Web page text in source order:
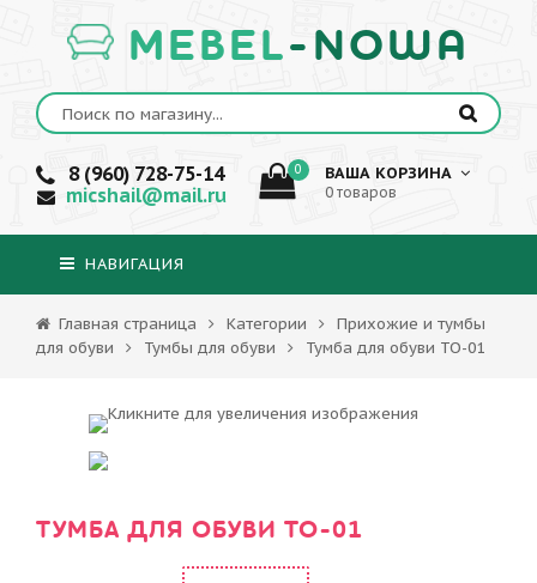
MEBEL-NOWA
8 (960) 728-75-14
micshail@mail.ru
0 ВАША КОРЗИНА
0 товаров
НАВИГАЦИЯ
Главная страница Категории
Прихожие и тумбы
для обуви
Тумбы для обуви Тумба для обуви ТО-01
ТУМБА ДЛЯ ОБУВИ ТО-01